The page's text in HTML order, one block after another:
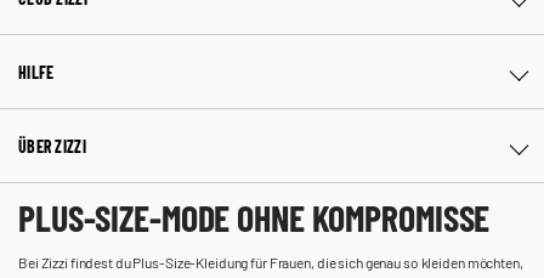
HILFE
ÜBER ZIZZI
PLUS-SIZE-MODE OHNE KOMPROMISSE
Bei Zizzi findest du Plus-Size-Kleidung für Frauen, die sich genau so kleiden möchten,